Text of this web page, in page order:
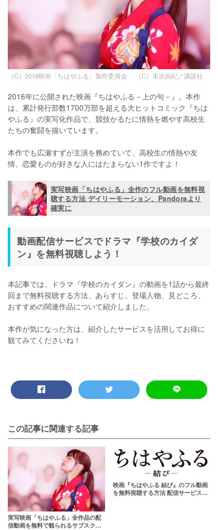
（C）2018映画「ちはやふる」製作委員会 （C）末次由紀／講談社
2016年に公開された映画『ちはやふる－上の句－』。本作
は、累計発行部数1700万部を超える大ヒットコミック『ちは
やふる』の実写化作品で、競技かるたに情熱を燃やす高校生
たちの奮闘を描いています。
本作でも広瀬すずが主演を務めていて、高校生の情熱や友
情、恋愛ものが好きな人にはたまらない1作ですよ！
実写映画「ちはやふる」全作のフル動画を無料視
聴する方法 デイリーモーション、Pandoraより
確実に
動画配信サービスでドラマ『学校のカイダ
ン』を無料視聴しよう！
本記事では、ドラマ『学校のカイダン』の動画を1話から最終
回まで無料視聴する方法、あらすじ、登場人物、見どころ、
おすすめの関連作品について紹介しました。
本作が気になった方は、紹介したサービスを活用してお得に
観てみてくださいね！
この記事に関連する記事
実写映画「ちはやふる」全作品の配
信動画を無料で観られるサブスクま
映画『ちはやふる 結び』のフル動画
を無料視聴する方法 配信サービス活